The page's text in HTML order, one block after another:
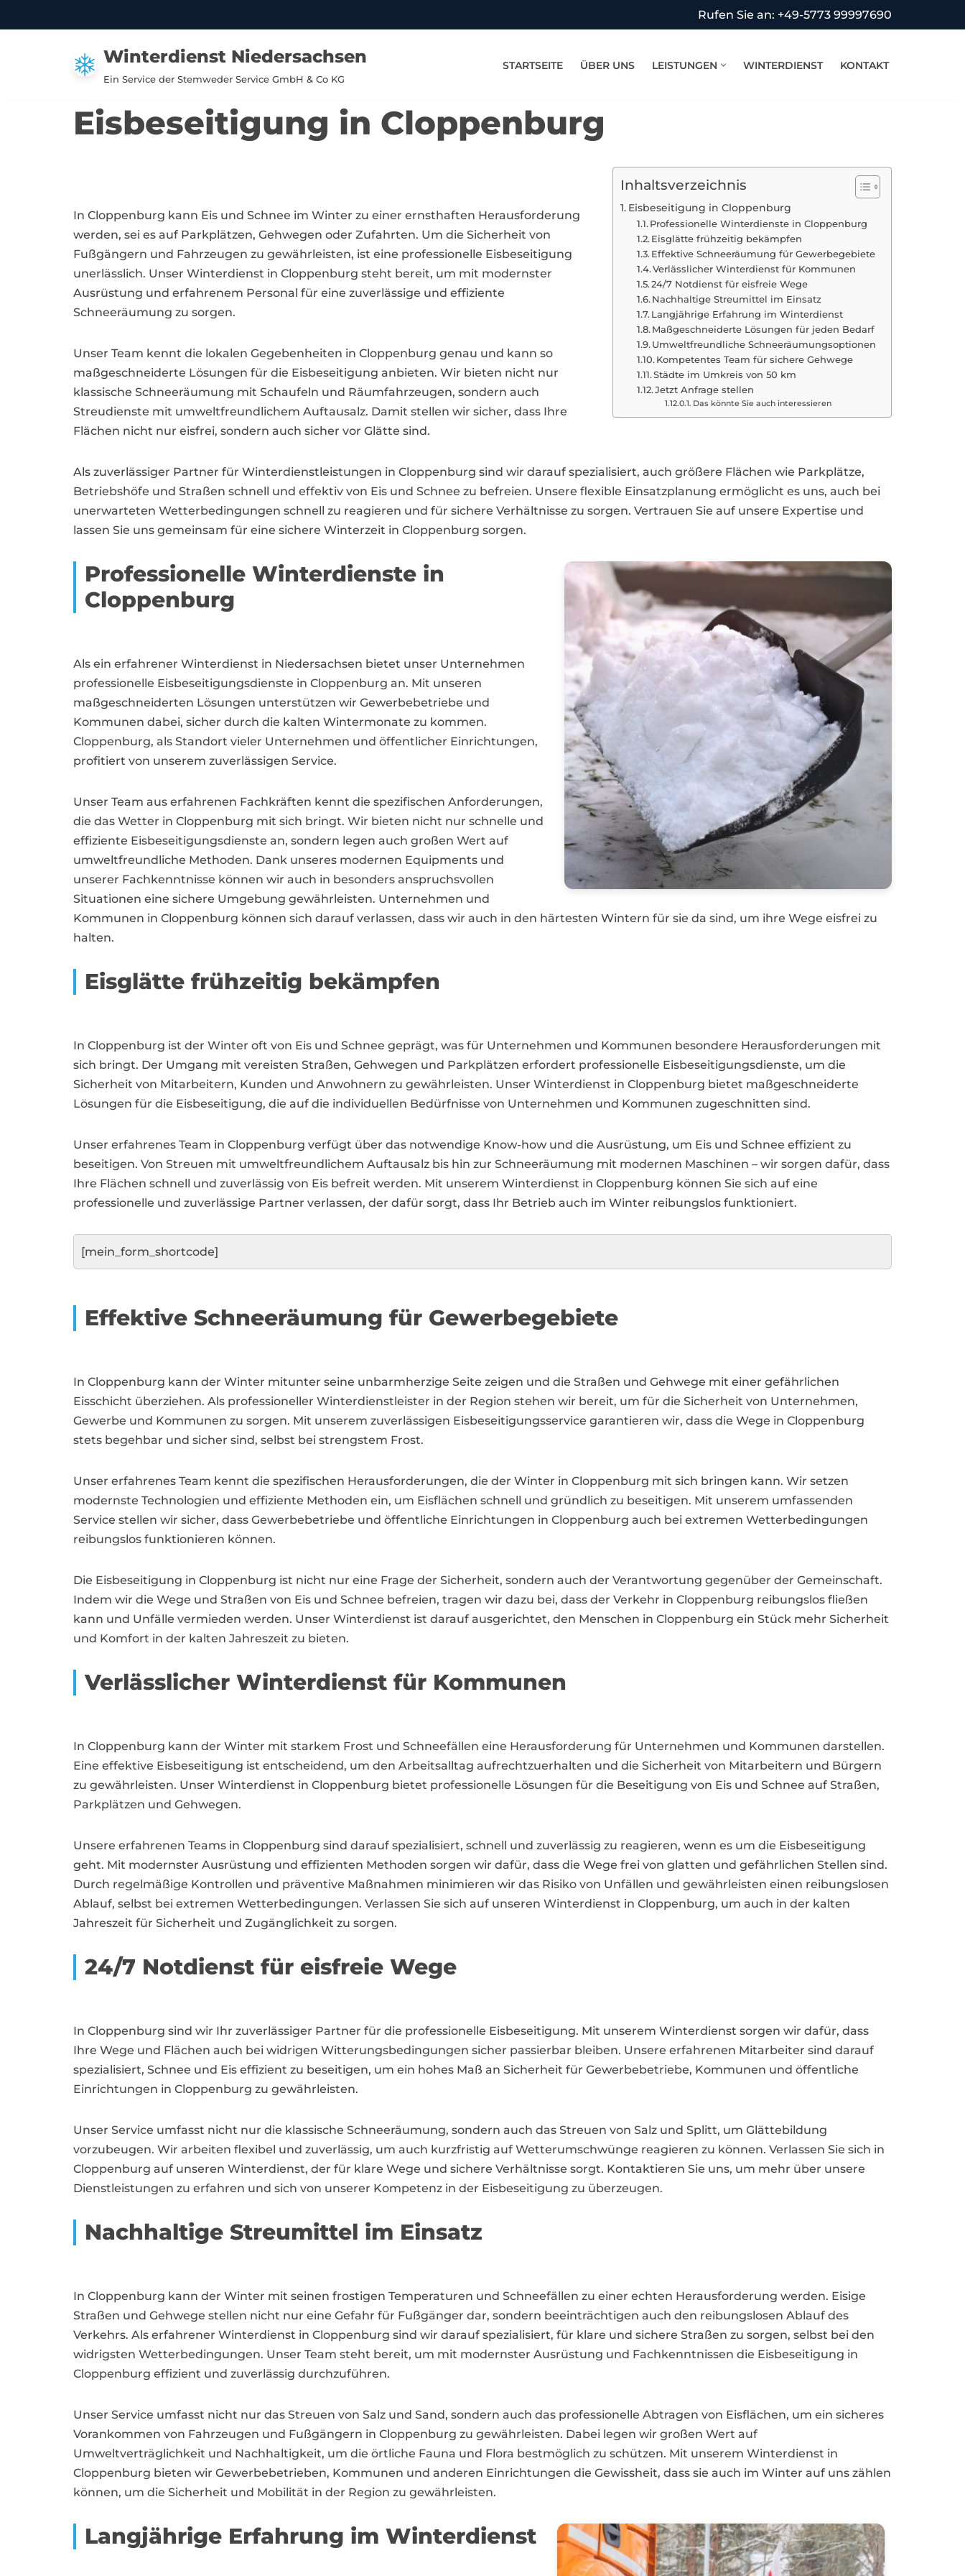
Rufen Sie an: +49-5773 99997690
Winterdienst Niedersachsen
Ein Service der Stemweder Service GmbH & Co KG
STARTSEITE ÜBER UNS LEISTUNGEN WINTERDIENST KONTAKT
Eisbeseitigung in Cloppenburg
Inhaltsverzeichnis
Eisbeseitigung in Cloppenburg
Professionelle Winterdienste in Cloppenburg
Eisglätte frühzeitig bekämpfen
Effektive Schneeräumung für Gewerbegebiete
Verlässlicher Winterdienst für Kommunen
24/7 Notdienst für eisfreie Wege
Nachhaltige Streumittel im Einsatz
Langjährige Erfahrung im Winterdienst
Maßgeschneiderte Lösungen für jeden Bedarf
Umweltfreundliche Schneeräumungsoptionen
Kompetentes Team für sichere Gehwege
Städte im Umkreis von 50 km
Jetzt Anfrage stellen
Das könnte Sie auch interessieren
In Cloppenburg kann Eis und Schnee im Winter zu einer ernsthaften Herausforderung
werden, sei es auf Parkplätzen, Gehwegen oder Zufahrten. Um die Sicherheit von
Fußgängern und Fahrzeugen zu gewährleisten, ist eine professionelle Eisbeseitigung
unerlässlich. Unser Winterdienst in Cloppenburg steht bereit, um mit modernster
Ausrüstung und erfahrenem Personal für eine zuverlässige und effiziente
Schneeräumung zu sorgen.
Unser Team kennt die lokalen Gegebenheiten in Cloppenburg genau und kann so
maßgeschneiderte Lösungen für die Eisbeseitigung anbieten. Wir bieten nicht nur
klassische Schneeräumung mit Schaufeln und Räumfahrzeugen, sondern auch
Streudienste mit umweltfreundlichem Auftausalz. Damit stellen wir sicher, dass Ihre
Flächen nicht nur eisfrei, sondern auch sicher vor Glätte sind.
Als zuverlässiger Partner für Winterdienstleistungen in Cloppenburg sind wir darauf spezialisiert, auch größere Flächen wie Parkplätze,
Betriebshöfe und Straßen schnell und effektiv von Eis und Schnee zu befreien. Unsere flexible Einsatzplanung ermöglicht es uns, auch bei
unerwarteten Wetterbedingungen schnell zu reagieren und für sichere Verhältnisse zu sorgen. Vertrauen Sie auf unsere Expertise und
lassen Sie uns gemeinsam für eine sichere Winterzeit in Cloppenburg sorgen.
Professionelle Winterdienste in
Cloppenburg
Als ein erfahrener Winterdienst in Niedersachsen bietet unser Unternehmen
professionelle Eisbeseitigungsdienste in Cloppenburg an. Mit unseren
maßgeschneiderten Lösungen unterstützen wir Gewerbebetriebe und
Kommunen dabei, sicher durch die kalten Wintermonate zu kommen.
Cloppenburg, als Standort vieler Unternehmen und öffentlicher Einrichtungen,
profitiert von unserem zuverlässigen Service.
Unser Team aus erfahrenen Fachkräften kennt die spezifischen Anforderungen,
die das Wetter in Cloppenburg mit sich bringt. Wir bieten nicht nur schnelle und
effiziente Eisbeseitigungsdienste an, sondern legen auch großen Wert auf
umweltfreundliche Methoden. Dank unseres modernen Equipments und
unserer Fachkenntnisse können wir auch in besonders anspruchsvollen
Situationen eine sichere Umgebung gewährleisten. Unternehmen und
Kommunen in Cloppenburg können sich darauf verlassen, dass wir auch in den härtesten Wintern für sie da sind, um ihre Wege eisfrei zu
halten.
Eisglätte frühzeitig bekämpfen
In Cloppenburg ist der Winter oft von Eis und Schnee geprägt, was für Unternehmen und Kommunen besondere Herausforderungen mit
sich bringt. Der Umgang mit vereisten Straßen, Gehwegen und Parkplätzen erfordert professionelle Eisbeseitigungsdienste, um die
Sicherheit von Mitarbeitern, Kunden und Anwohnern zu gewährleisten. Unser Winterdienst in Cloppenburg bietet maßgeschneiderte
Lösungen für die Eisbeseitigung, die auf die individuellen Bedürfnisse von Unternehmen und Kommunen zugeschnitten sind.
Unser erfahrenes Team in Cloppenburg verfügt über das notwendige Know-how und die Ausrüstung, um Eis und Schnee effizient zu
beseitigen. Von Streuen mit umweltfreundlichem Auftausalz bis hin zur Schneeräumung mit modernen Maschinen – wir sorgen dafür, dass
Ihre Flächen schnell und zuverlässig von Eis befreit werden. Mit unserem Winterdienst in Cloppenburg können Sie sich auf eine
professionelle und zuverlässige Partner verlassen, der dafür sorgt, dass Ihr Betrieb auch im Winter reibungslos funktioniert.
[mein_form_shortcode]
Effektive Schneeräumung für Gewerbegebiete
In Cloppenburg kann der Winter mitunter seine unbarmherzige Seite zeigen und die Straßen und Gehwege mit einer gefährlichen
Eisschicht überziehen. Als professioneller Winterdienstleister in der Region stehen wir bereit, um für die Sicherheit von Unternehmen,
Gewerbe und Kommunen zu sorgen. Mit unserem zuverlässigen Eisbeseitigungsservice garantieren wir, dass die Wege in Cloppenburg
stets begehbar und sicher sind, selbst bei strengstem Frost.
Unser erfahrenes Team kennt die spezifischen Herausforderungen, die der Winter in Cloppenburg mit sich bringen kann. Wir setzen
modernste Technologien und effiziente Methoden ein, um Eisflächen schnell und gründlich zu beseitigen. Mit unserem umfassenden
Service stellen wir sicher, dass Gewerbebetriebe und öffentliche Einrichtungen in Cloppenburg auch bei extremen Wetterbedingungen
reibungslos funktionieren können.
Die Eisbeseitigung in Cloppenburg ist nicht nur eine Frage der Sicherheit, sondern auch der Verantwortung gegenüber der Gemeinschaft.
Indem wir die Wege und Straßen von Eis und Schnee befreien, tragen wir dazu bei, dass der Verkehr in Cloppenburg reibungslos fließen
kann und Unfälle vermieden werden. Unser Winterdienst ist darauf ausgerichtet, den Menschen in Cloppenburg ein Stück mehr Sicherheit
und Komfort in der kalten Jahreszeit zu bieten.
Verlässlicher Winterdienst für Kommunen
In Cloppenburg kann der Winter mit starkem Frost und Schneefällen eine Herausforderung für Unternehmen und Kommunen darstellen.
Eine effektive Eisbeseitigung ist entscheidend, um den Arbeitsalltag aufrechtzuerhalten und die Sicherheit von Mitarbeitern und Bürgern
zu gewährleisten. Unser Winterdienst in Cloppenburg bietet professionelle Lösungen für die Beseitigung von Eis und Schnee auf Straßen,
Parkplätzen und Gehwegen.
Unsere erfahrenen Teams in Cloppenburg sind darauf spezialisiert, schnell und zuverlässig zu reagieren, wenn es um die Eisbeseitigung
geht. Mit modernster Ausrüstung und effizienten Methoden sorgen wir dafür, dass die Wege frei von glatten und gefährlichen Stellen sind.
Durch regelmäßige Kontrollen und präventive Maßnahmen minimieren wir das Risiko von Unfällen und gewährleisten einen reibungslosen
Ablauf, selbst bei extremen Wetterbedingungen. Verlassen Sie sich auf unseren Winterdienst in Cloppenburg, um auch in der kalten
Jahreszeit für Sicherheit und Zugänglichkeit zu sorgen.
24/7 Notdienst für eisfreie Wege
In Cloppenburg sind wir Ihr zuverlässiger Partner für die professionelle Eisbeseitigung. Mit unserem Winterdienst sorgen wir dafür, dass
Ihre Wege und Flächen auch bei widrigen Witterungsbedingungen sicher passierbar bleiben. Unsere erfahrenen Mitarbeiter sind darauf
spezialisiert, Schnee und Eis effizient zu beseitigen, um ein hohes Maß an Sicherheit für Gewerbebetriebe, Kommunen und öffentliche
Einrichtungen in Cloppenburg zu gewährleisten.
Unser Service umfasst nicht nur die klassische Schneeräumung, sondern auch das Streuen von Salz und Splitt, um Glättebildung
vorzubeugen. Wir arbeiten flexibel und zuverlässig, um auch kurzfristig auf Wetterumschwünge reagieren zu können. Verlassen Sie sich in
Cloppenburg auf unseren Winterdienst, der für klare Wege und sichere Verhältnisse sorgt. Kontaktieren Sie uns, um mehr über unsere
Dienstleistungen zu erfahren und sich von unserer Kompetenz in der Eisbeseitigung zu überzeugen.
Nachhaltige Streumittel im Einsatz
In Cloppenburg kann der Winter mit seinen frostigen Temperaturen und Schneefällen zu einer echten Herausforderung werden. Eisige
Straßen und Gehwege stellen nicht nur eine Gefahr für Fußgänger dar, sondern beeinträchtigen auch den reibungslosen Ablauf des
Verkehrs. Als erfahrener Winterdienst in Cloppenburg sind wir darauf spezialisiert, für klare und sichere Straßen zu sorgen, selbst bei den
widrigsten Wetterbedingungen. Unser Team steht bereit, um mit modernster Ausrüstung und Fachkenntnissen die Eisbeseitigung in
Cloppenburg effizient und zuverlässig durchzuführen.
Unser Service umfasst nicht nur das Streuen von Salz und Sand, sondern auch das professionelle Abtragen von Eisflächen, um ein sicheres
Vorankommen von Fahrzeugen und Fußgängern in Cloppenburg zu gewährleisten. Dabei legen wir großen Wert auf
Umweltverträglichkeit und Nachhaltigkeit, um die örtliche Fauna und Flora bestmöglich zu schützen. Mit unserem Winterdienst in
Cloppenburg bieten wir Gewerbebetrieben, Kommunen und anderen Einrichtungen die Gewissheit, dass sie auch im Winter auf uns zählen
können, um die Sicherheit und Mobilität in der Region zu gewährleisten.
Langjährige Erfahrung im Winterdienst